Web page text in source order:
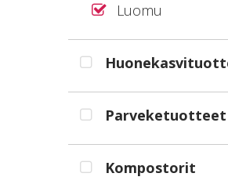
Luomu
Parveketuotteet
Kompostorit